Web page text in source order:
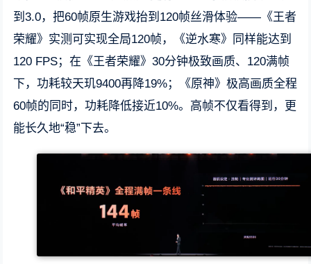
到3.0，把60帧原生游戏抬到120帧丝滑体验——《王者
荣耀》实测可实现全局120帧，《逆水寒》同样能达到
120 FPS；在《王者荣耀》30分钟极致画质、120满帧
下，功耗较天玑9400再降19%；《原神》极高画质全程
60帧的同时，功耗降低接近10%。高帧不仅看得到，更
能长久地“稳”下去。